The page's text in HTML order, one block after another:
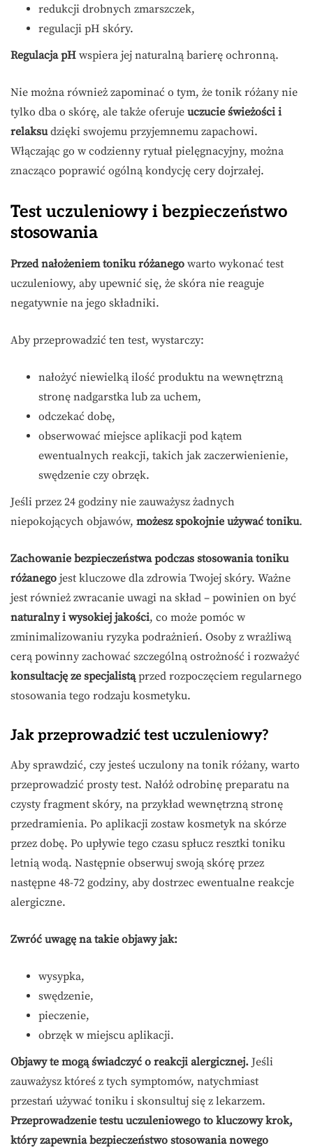
redukcji drobnych zmarszczek,
regulacji pH skóry.
Regulacja pH wspiera jej naturalną barierę ochronną.
Nie można również zapominać o tym, że tonik różany nie
tylko dba o skórę, ale także oferuje uczucie świeżości i
relaksudzięki swojemu przyjemnemu zapachowi.
Włączając go w codzienny rytuał pielęgnacyjny, można
znacząco poprawić ogólną kondycję cery dojrzałej.
Test uczuleniowy i bezpieczeństwo
stosowania
Przed nałożeniem toniku różanego warto wykonać test
uczuleniowy, aby upewnić się, że skóra nie reaguje
negatywnie na jego składniki.
Aby przeprowadzić ten test, wystarczy:
nałożyć niewielką ilość produktu na wewnętrzną
stronę nadgarstka lub za uchem,
odczekać dobę,
obserwować miejsce aplikacji pod kątem
ewentualnych reakcji, takich jak zaczerwienienie,
swędzenie czy obrzęk.
Jeśli przez 24 godziny nie zauważysz żadnych
niepokojących objawów, możesz spokojnie używać toniku.
Zachowanie bezpieczeństwa podczas stosowania toniku
różanego jest kluczowe dla zdrowia Twojej skóry. Ważne
jest również zwracanie uwagi na skład – powinien on być
naturalny i wysokiej jakości, co może pomóc w
zminimalizowaniu ryzyka podrażnień. Osoby z wrażliwą
cerą powinny zachować szczególną ostrożność i rozważyć
konsultację ze specjalistąprzed rozpoczęciem regularnego
stosowania tego rodzaju kosmetyku.
Jak przeprowadzić test uczuleniowy?
Aby sprawdzić, czy jesteś uczulony na tonik różany, warto
przeprowadzić prosty test. Nałóż odrobinę preparatu na
czysty fragment skóry, na przykład wewnętrzną stronę
przedramienia. Po aplikacji zostaw kosmetyk na skórze
przez dobę. Po upływie tego czasu spłucz resztki toniku
letnią wodą. Następnie obserwuj swoją skórę przez
następne 48-72 godziny, aby dostrzec ewentualne reakcje
alergiczne.
Zwróć uwagę na takie objawy jak:
wysypka,
swędzenie,
pieczenie,
obrzęk w miejscu aplikacji.
Objawy te mogą świadczyć o reakcji alergicznej. Jeśli
zauważysz któreś z tych symptomów, natychmiast
przestań używać toniku i skonsultuj się z lekarzem.
Przeprowadzenie testu uczuleniowego to kluczowy krok,
który zapewnia bezpieczeństwo stosowania nowego